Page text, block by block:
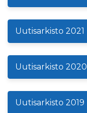
Uutisarkisto 2021
Uutisarkisto 2020
Uutisarkisto 2019